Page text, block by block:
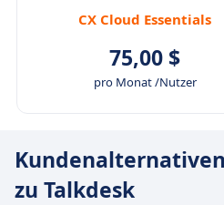
CX Cloud Essentials
75,00 $
pro Monat /Nutzer
Kundenalternativen
zu Talkdesk